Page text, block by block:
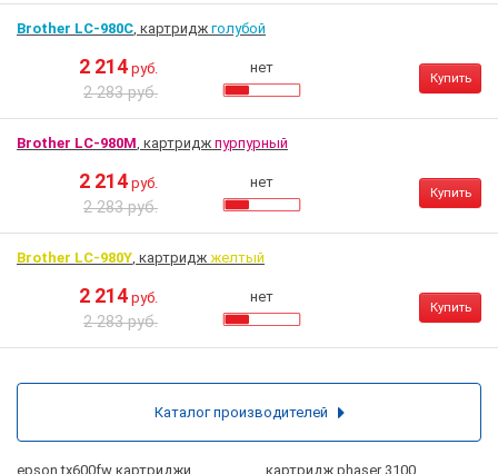
Brother LC-980C, картридж голубой
2 214 руб.
2 283 руб.
нет
Купить
Brother LC-980M, картридж пурпурный
2 214 руб.
2 283 руб.
нет
Купить
Brother LC-980Y, картридж желтый
2 214 руб.
2 283 руб.
нет
Купить
epson tx600fw картриджи картридж phaser 3100